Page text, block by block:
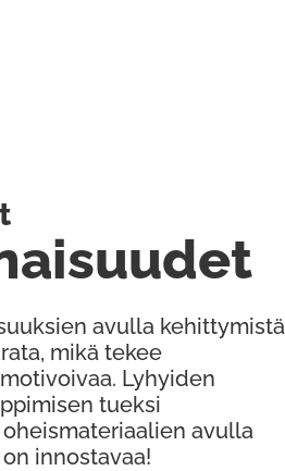
avulla kehittymistä
mikä tekee
Lyhyiden
tueksi
avulla
innostavaa!